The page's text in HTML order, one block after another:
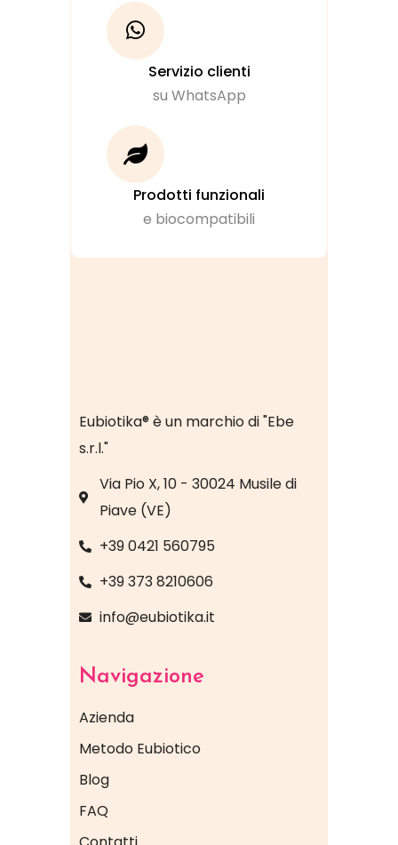
Servizio clienti
su WhatsApp
Prodotti funzionali
e biocompatibili
Eubiotika® è un marchio di "Ebe
s.r.l."
Via Pio X, 10 - 30024 Musile di
Piave (VE)
+39 0421 560795
+39 373 8210606
info@eubiotika.it
Navigazione
Azienda
Metodo Eubiotico
Blog
FAQ